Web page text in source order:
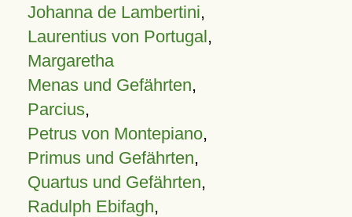
Johanna de Lambertini,
Laurentius von Portugal,
Margaretha
Menas und Gefährten,
Parcius,
Petrus von Montepiano,
Primus und Gefährten,
Quartus und Gefährten,
Radulph Ebifagh,